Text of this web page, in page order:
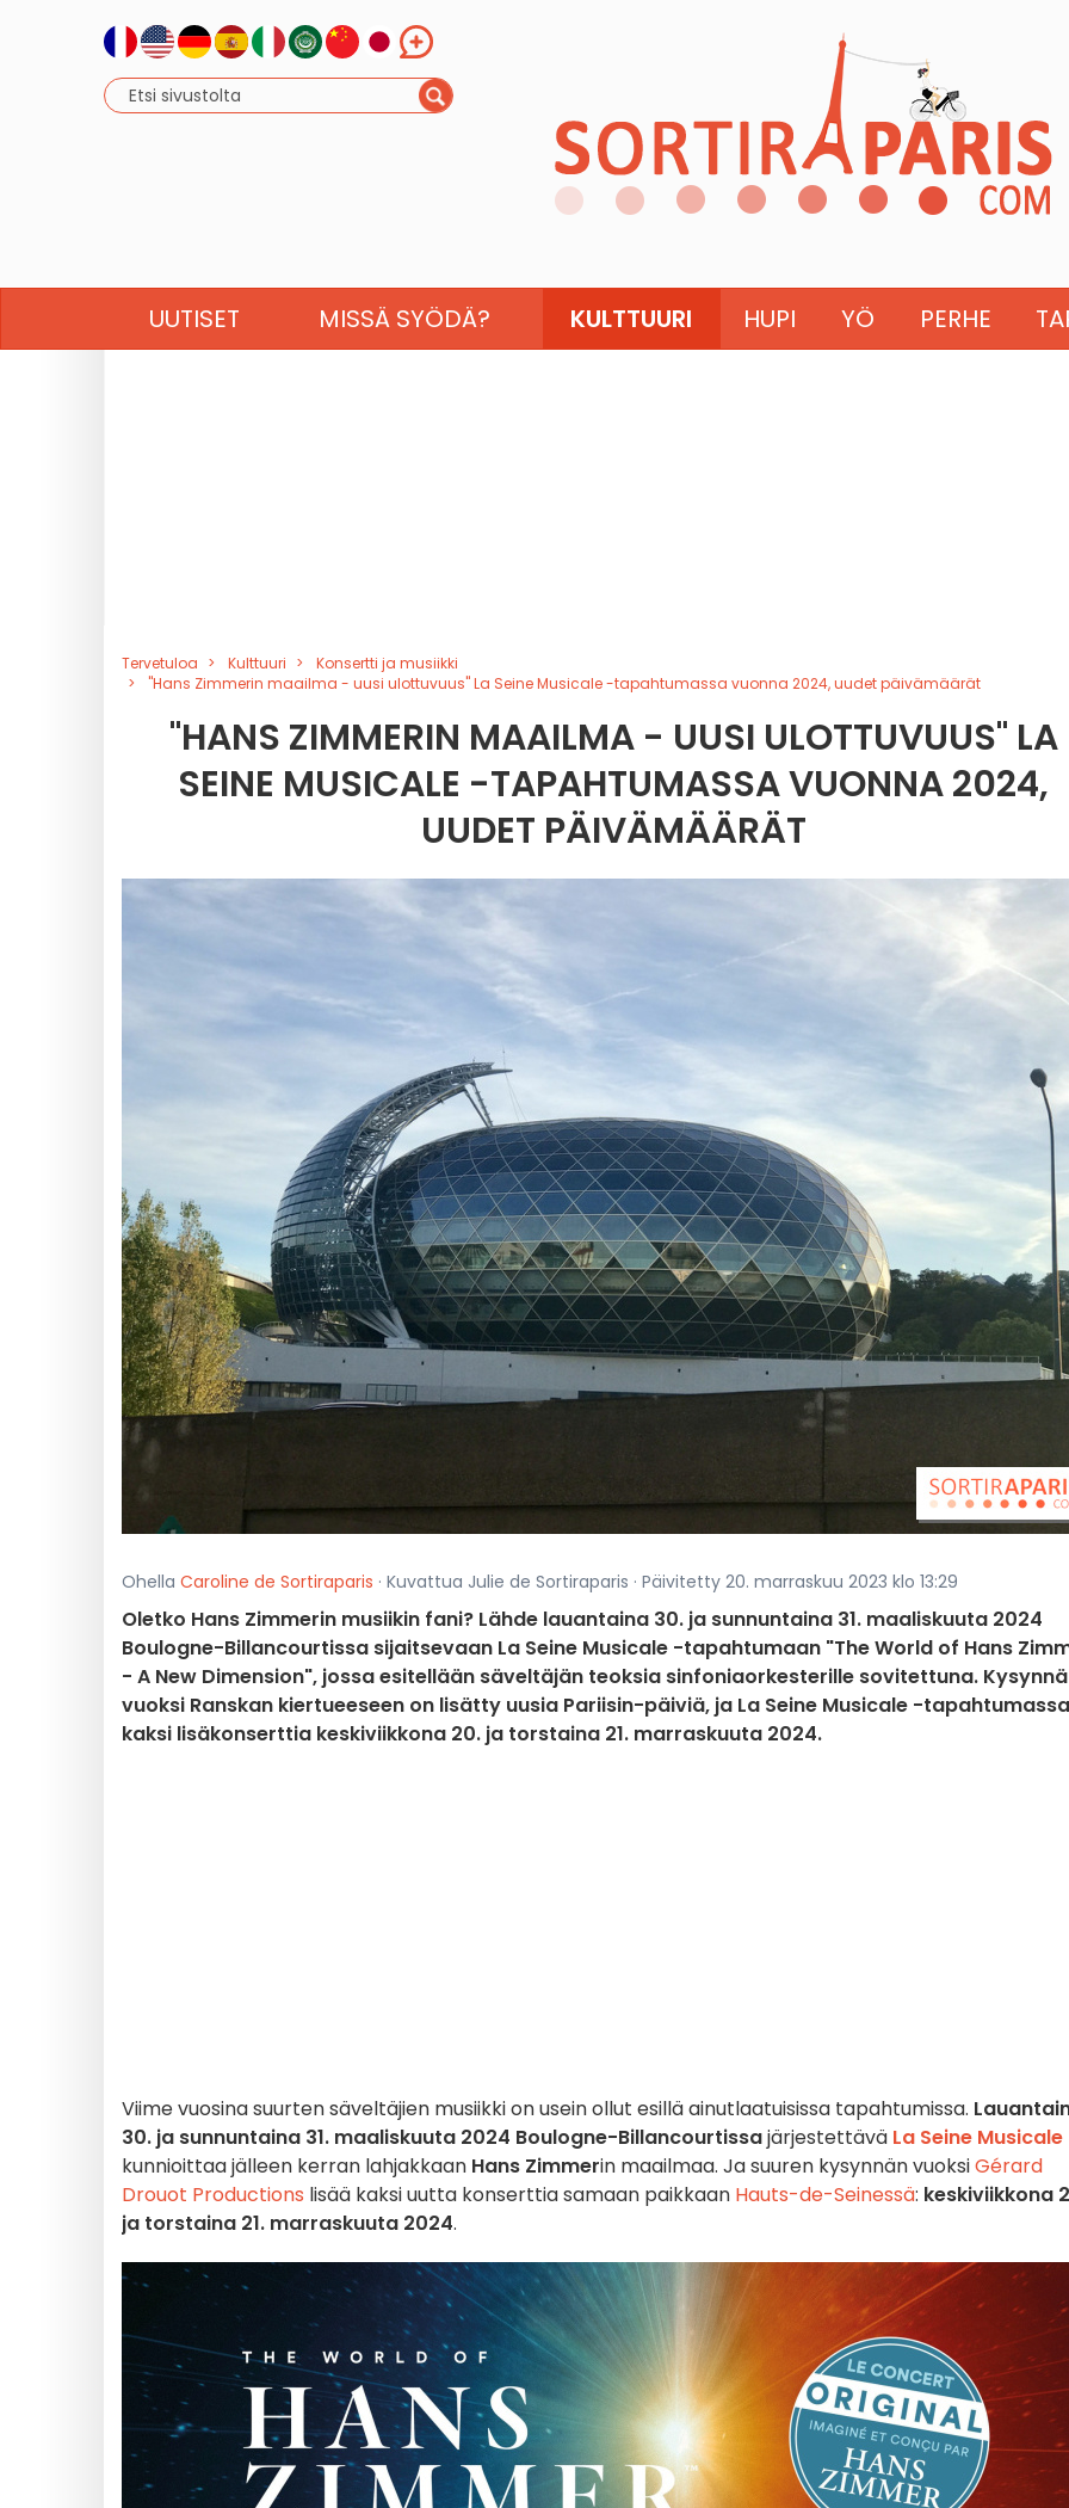
UUTISET MISSÄ SYÖDÄ? KULTTUURI HUPI YÖ PERHE
Tervetuloa Kulttuuri
Konsertti ja musiikki
"Hans Zimmerin maailma - uusi ulottuvuus" La Seine Musicale -tapahtumassa vuonna 2024, uudet päivämäärät
"HANS ZIMMERIN MAAILMA - UUSI ULOTTUVUUS" LA
SEINE MUSICALE -TAPAHTUMASSA VUONNA 2024,
UUDET PÄIVÄMÄÄRÄT
Ohella Caroline de Sortiraparis · Kuvattua Julie de Sortiraparis · Päivitetty 20. marraskuu 2023 klo 13:29
Oletko Hans Zimmerin musiikin fani? Lähde lauantaina 30. ja sunnuntaina 31. maaliskuuta 2024
Boulogne-Billancourtissa sijaitsevaan La Seine Musicale -tapahtumaan "The World of Hans
- A New Dimension", jossa esitellään säveltäjän teoksia sinfoniaorkesterille sovitettuna.
vuoksi Ranskan kiertueeseen on lisätty uusia Pariisin-päiviä, ja La Seine Musicale -
kaksi lisäkonserttia keskiviikkona 20. ja torstaina 21. marraskuuta 2024.
Viime vuosina suurten säveltäjien musiikki on usein ollut esillä ainutlaatuisissa tapahtumissa.
30. ja sunnuntaina 31. maaliskuuta 2024 Boulogne-Billancourtissajärjestettävä La Seine Musicale
kunnioittaa jälleen kerran lahjakkaan Hans Zimmerin maailmaa. Ja suuren kysynnän vuoksiGérard
Drouot Productions lisää kaksi uutta konserttia samaan paikkaan Hauts-de-Seinessä: keskiviikkona
ja torstaina 21. marraskuuta 2024.